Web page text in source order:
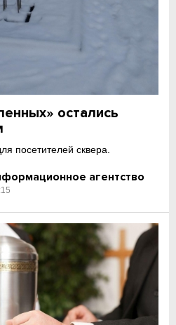
остались
посетителей сквера.
агентство